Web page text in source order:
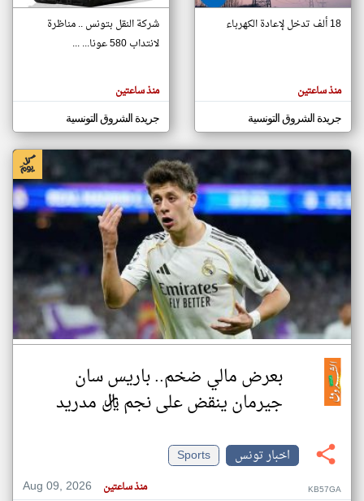
اخبار تونس على مدار الساعة
أهم اخبار تونس العاجلة والمباشرة
المقالات
الموجوده
هنا عن
كاتبيها.
18 ألف تدخل لإعادة الكهرباء
منذ ساعتين
جريدة الشروق التونسية
شركة النقل بتونس .. مناظرة
لانتداب 580 عونا... ...
منذ ساعتين
جريدة الشروق التونسية
بعرض مالي ضخم.. باريس سان
جيرمان ينقض على نجم ريال مدريد
اخبار تونس
Sports
Aug 09, 2026
منذ ساعتين KB57GA